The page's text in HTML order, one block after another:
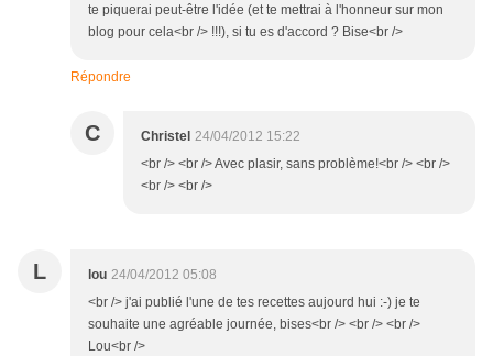
te piquerai peut-être l'idée (et te mettrai à l'honneur sur mon
blog pour cela<br /> !!!), si tu es d'accord ? Bise<br />
Répondre
C Christel 24/04/2012 15:22
<br /> <br /> Avec plasir, sans problème!<br /> <br />
<br /> <br />
L lou 24/04/2012 05:08
<br /> j'ai publié l'une de tes recettes aujourd hui :-) je te
souhaite une agréable journée, bises<br /> <br /> <br />
Lou<br />